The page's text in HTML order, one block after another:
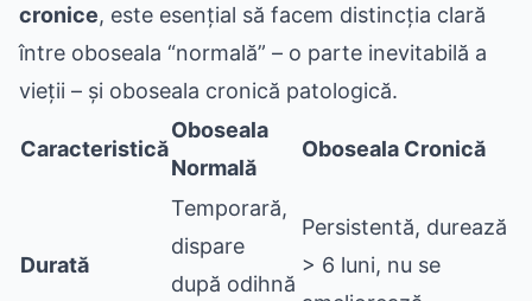
cronice, este esențial să facem distincția clară
între oboseala “normală” – o parte inevitabilă a
vieții – și oboseala cronică patologică.
Caracteristică
Oboseala
Normală
Oboseala Cronică
Durată
Temporară,
dispare
după odihnă
Persistentă, durează
> 6 luni, nu se